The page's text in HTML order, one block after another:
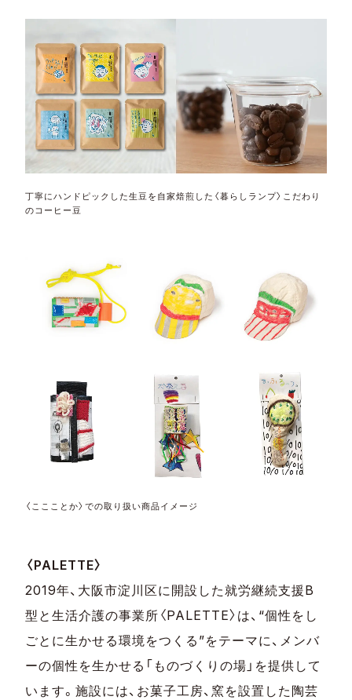
丁寧にハンドピックした生豆を自家焙煎した〈暮らしランプ〉こだわり
のコーヒー豆
〈ここことか〉での取り扱い商品イメージ
〈PALETTE〉
2019年、大阪市淀川区に開設した就労継続支援B
型と生活介護の事業所〈PALETTE〉は、“個性をし
ごとに生かせる環境をつくる”をテーマに、メンバ
ーの個性を生かせる「ものづくりの場」を提供して
います。施設には、お菓子工房、窯を設置した陶芸